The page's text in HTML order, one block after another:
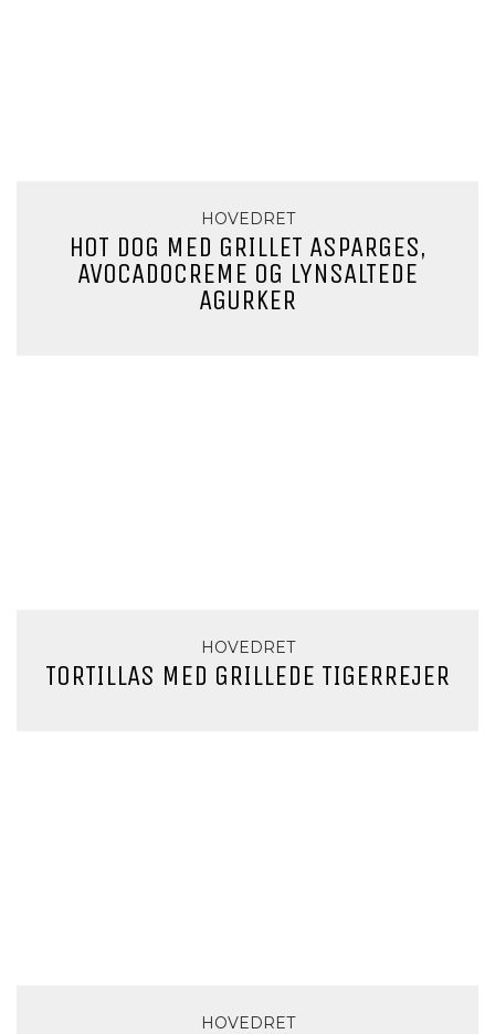
HOVEDRET
HOT DOG MED GRILLET ASPARGES,
AVOCADOCREME OG LYNSALTEDE
AGURKER
HOVEDRET
TORTILLAS MED GRILLEDE TIGERREJER
HOVEDRET